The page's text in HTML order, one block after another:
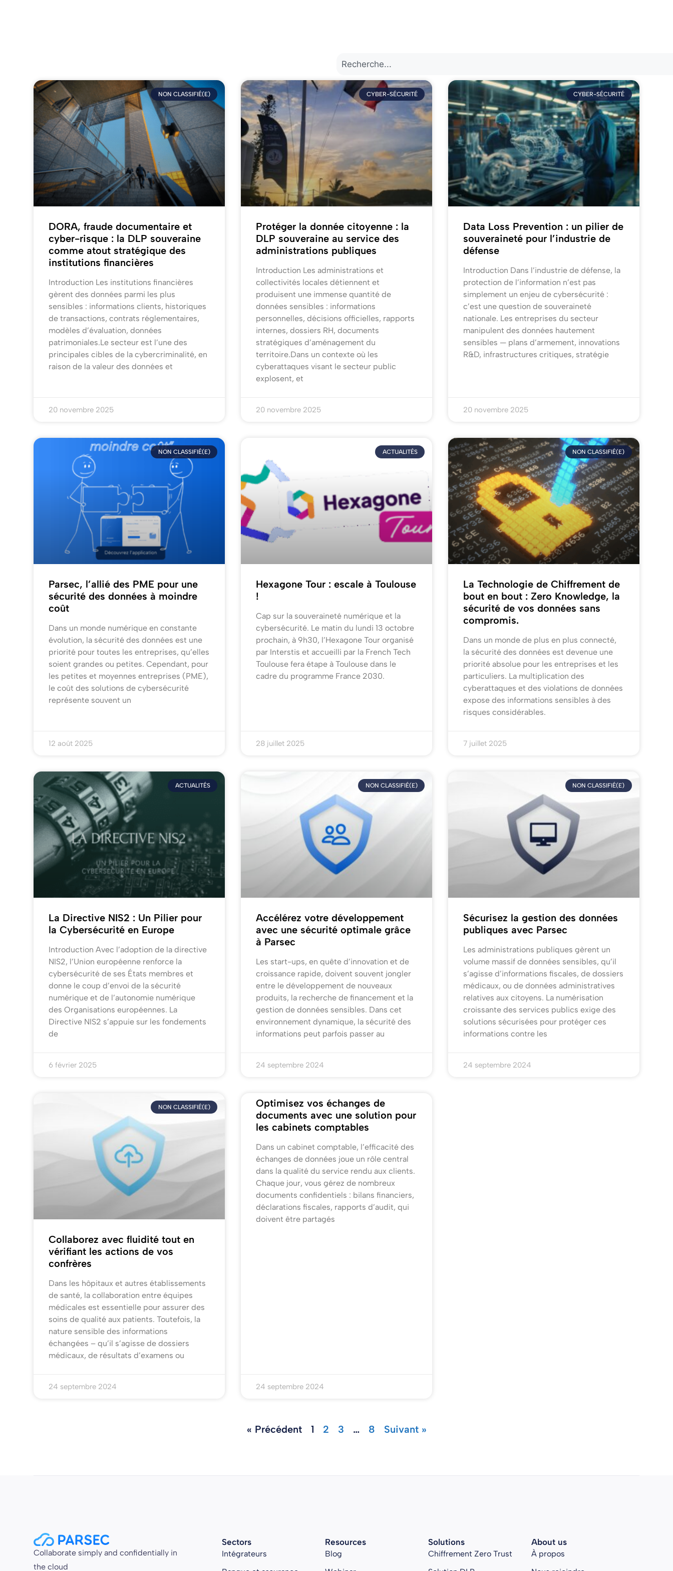
NON CLASSIFIÉ(E)
DORA, fraude documentaire et
cyber-risque : la DLP souveraine
comme atout stratégique des
institutions financières
Introduction Les institutions financières
gèrent des données parmi les plus
sensibles : informations clients, historiques
de transactions, contrats réglementaires,
modèles d’évaluation, données
patrimoniales.Le secteur est l’une des
principales cibles de la cybercriminalité, en
raison de la valeur des données et
20 novembre 2025
CYBER-SÉCURITÉ
Protéger la donnée citoyenne : la
DLP souveraine au service des
administrations publiques
Introduction Les administrations et
collectivités locales détiennent et
produisent une immense quantité de
données sensibles : informations
personnelles, décisions officielles, rapports
internes, dossiers RH, documents
stratégiques d’aménagement du
territoire.Dans un contexte où les
cyberattaques visant le secteur public
explosent, et
20 novembre 2025
CYBER-SÉCURITÉ
Data Loss Prevention : un pilier de
souveraineté pour l’industrie de
défense
Introduction Dans l’industrie de défense, la
protection de l’information n’est pas
simplement un enjeu de cybersécurité :
c’est une question de souveraineté
nationale. Les entreprises du secteur
manipulent des données hautement
sensibles — plans d’armement, innovations
R&D, infrastructures critiques, stratégie
20 novembre 2025
NON CLASSIFIÉ(E)
Parsec, l’allié des PME pour une
sécurité des données à moindre
coût
Dans un monde numérique en constante
évolution, la sécurité des données est une
priorité pour toutes les entreprises, qu’elles
soient grandes ou petites. Cependant, pour
les petites et moyennes entreprises (PME),
le coût des solutions de cybersécurité
représente souvent un
12 août 2025
ACTUALITÉS
Hexagone Tour : escale à Toulouse
!
Cap sur la souveraineté numérique et la
cybersécurité. Le matin du lundi 13 octobre
prochain, à 9h30, l’Hexagone Tour organisé
par Interstis et accueilli par la French Tech
Toulouse fera étape à Toulouse dans le
cadre du programme France 2030.
28 juillet 2025
NON CLASSIFIÉ(E)
La Technologie de Chiffrement de
bout en bout : Zero Knowledge, la
sécurité de vos données sans
compromis.
Dans un monde de plus en plus connecté,
la sécurité des données est devenue une
priorité absolue pour les entreprises et les
particuliers. La multiplication des
cyberattaques et des violations de données
expose des informations sensibles à des
risques considérables.
7 juillet 2025
ACTUALITÉS
La Directive NIS2 : Un Pilier pour
la Cybersécurité en Europe
Introduction Avec l’adoption de la directive
NIS2, l’Union européenne renforce la
cybersécurité de ses États membres et
donne le coup d’envoi de la sécurité
numérique et de l’autonomie numérique
des Organisations européennes. La
Directive NIS2 s’appuie sur les fondements
de
6 février 2025
NON CLASSIFIÉ(E)
Accélérez votre développement
avec une sécurité optimale grâce
à Parsec
Les start-ups, en quête d’innovation et de
croissance rapide, doivent souvent jongler
entre le développement de nouveaux
produits, la recherche de financement et la
gestion de données sensibles. Dans cet
environnement dynamique, la sécurité des
informations peut parfois passer au
24 septembre 2024
NON CLASSIFIÉ(E)
Sécurisez la gestion des données
publiques avec Parsec
Les administrations publiques gèrent un
volume massif de données sensibles, qu’il
s’agisse d’informations fiscales, de dossiers
médicaux, ou de données administratives
relatives aux citoyens. La numérisation
croissante des services publics exige des
solutions sécurisées pour protéger ces
informations contre les
24 septembre 2024
NON CLASSIFIÉ(E)
Collaborez avec fluidité tout en
vérifiant les actions de vos
confrères
Dans les hôpitaux et autres établissements
de santé, la collaboration entre équipes
médicales est essentielle pour assurer des
soins de qualité aux patients. Toutefois, la
nature sensible des informations
échangées – qu’il s’agisse de dossiers
médicaux, de résultats d’examens ou
24 septembre 2024
Optimisez vos échanges de
documents avec une solution pour
les cabinets comptables
Dans un cabinet comptable, l’efficacité des
échanges de données joue un rôle central
dans la qualité du service rendu aux clients.
Chaque jour, vous gérez de nombreux
documents confidentiels : bilans financiers,
déclarations fiscales, rapports d’audit, qui
doivent être partagés
24 septembre 2024
« Précédent 1 2 3 … 8 Suivant »
Collaborate simply and confidentially in
the cloud
Sectors
Intégrateurs
Resources
Blog
Solutions
Chiffrement Zero Trust
About us
À propos